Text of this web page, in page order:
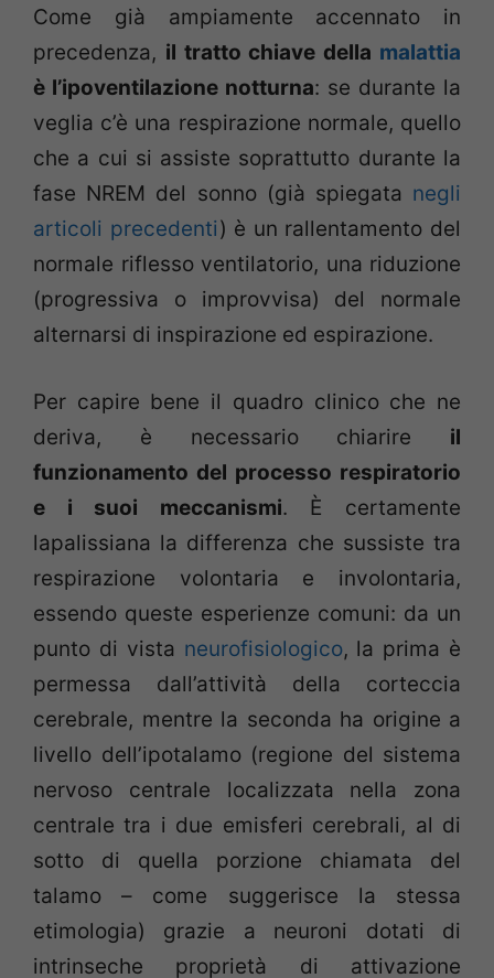
Come già ampiamente accennato in
precedenza, il tratto chiave della malattia
è l’ipoventilazione notturna: se durante la
veglia c’è una respirazione normale, quello
che a cui si assiste soprattutto durante la
fase NREM del sonno (già spiegata negli
articoli precedenti) è un rallentamento del
normale riflesso ventilatorio, una riduzione
(progressiva o improvvisa) del normale
alternarsi di inspirazione ed espirazione.
Per capire bene il quadro clinico che ne
deriva, è necessario chiarire il
funzionamento del processo respiratorio
e i suoi meccanismi. È certamente
lapalissiana la differenza che sussiste tra
respirazione volontaria e involontaria,
essendo queste esperienze comuni: da un
punto di vista neurofisiologico, la prima è
permessa dall’attività della corteccia
cerebrale, mentre la seconda ha origine a
livello dell’ipotalamo (regione del sistema
nervoso centrale localizzata nella zona
centrale tra i due emisferi cerebrali, al di
sotto di quella porzione chiamata del
talamo – come suggerisce la stessa
etimologia) grazie a neuroni dotati di
intrinseche proprietà di attivazione